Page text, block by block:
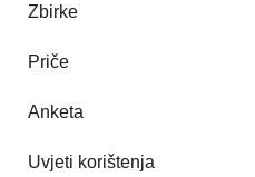
Zbirke
Priče
Anketa
Uvjeti korištenja